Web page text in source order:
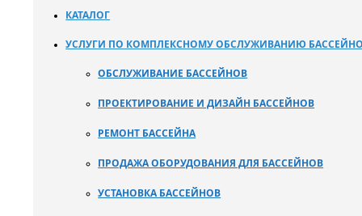
КАТАЛОГ
УСЛУГИ ПО КОМПЛЕКСНОМУ ОБСЛУЖИВАНИЮ
ОБСЛУЖИВАНИЕ БАССЕЙНОВ
ПРОЕКТИРОВАНИЕ И ДИЗАЙН БАССЕЙНОВ
РЕМОНТ БАССЕЙНА
ПРОДАЖА ОБОРУДОВАНИЯ ДЛЯ БАССЕЙНОВ
УСТАНОВКА БАССЕЙНОВ